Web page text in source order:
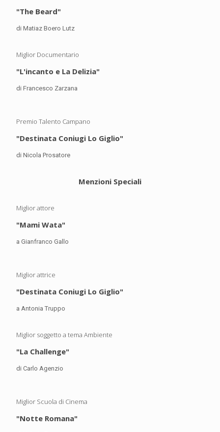
"The Beard"
di Matiaz Boero Lutz
Miglior Documentario
"L'incanto e La Delizia"
di Francesco Zarzana
Premio Talento Campano
"Destinata Coniugi Lo Giglio"
di Nicola Prosatore
Menzioni Speciali
Miglior attore
"Mami Wata"
a Gianfranco Gallo
Miglior attrice
"Destinata Coniugi Lo Giglio"
a Antonia Truppo
Miglior soggetto a tema Ambiente
"La Challenge"
di Carlo Agenzio
Miglior Scuola di Cinema
"Notte Romana"